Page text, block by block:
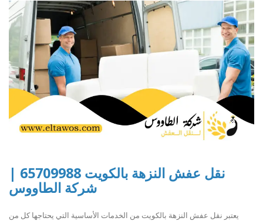
نقل عفش النزهة بالكويت 65709988 |
شركة الطاووس
يعتبر نقل عفش النزهة بالكويت من الخدمات الأساسية التي يحتاجها كل من